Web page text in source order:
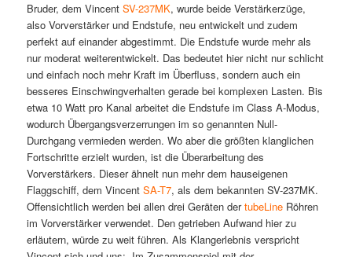
Bruder, dem Vincent SV-237MK, wurde beide Verstärkerzüge,
also Vorverstärker und Endstufe, neu entwickelt und zudem
perfekt auf einander abgestimmt. Die Endstufe wurde mehr als
nur moderat weiterentwickelt. Das bedeutet hier nicht nur schlicht
und einfach noch mehr Kraft im Überfluss, sondern auch ein
besseres Einschwingverhalten gerade bei komplexen Lasten. Bis
etwa 10 Watt pro Kanal arbeitet die Endstufe im Class A-Modus,
wodurch Übergangsverzerrungen im so genannten Null-
Durchgang vermieden werden. Wo aber die größten klanglichen
Fortschritte erzielt wurden, ist die Überarbeitung des
Vorverstärkers. Dieser ähnelt nun mehr dem hauseigenen
Flaggschiff, dem Vincent SA-T7, als dem bekannten SV-237MK.
Offensichtlich werden bei allen drei Geräten dertubeLineRöhren
im Vorverstärker verwendet. Den getrieben Aufwand hier zu
erläutern, würde zu weit führen. Als Klangerlebnis verspricht